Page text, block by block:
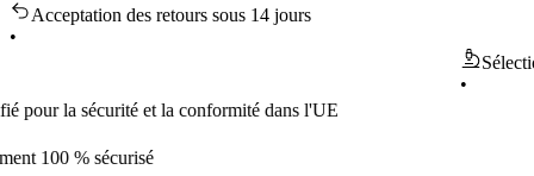
Acceptation des retours sous 14 jours
•
Sélection
la sécurité et la conformité dans l'UE
% sécurisé